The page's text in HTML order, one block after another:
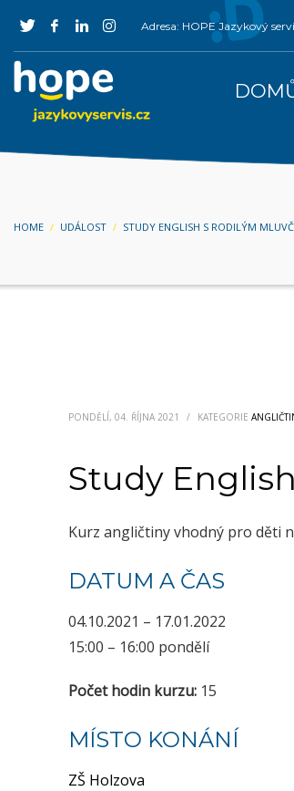
Adresa: HOPE Jazykový
HOME UDÁLOST STUDY ENGLISH S RODILÝM
PONDĚLÍ, 04. ŘÍJNA 2021 / KATEGORIE
Study
Kurz angličtiny vhodný pro děti
DATUM A ČAS
04.10.2021 – 17.01.2022
15:00 – 16:00 pondělí
Počet hodin kurzu: 15
MÍSTO KONÁNÍ
ZŠ Holzova